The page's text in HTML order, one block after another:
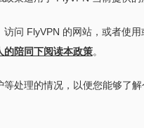
问 FlyVPN 的网站，或者使
的陪同下阅读本政策。
处理的情况，以便您能够了